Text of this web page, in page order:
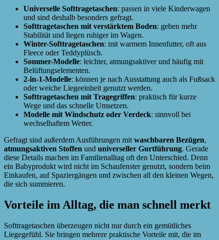
Universelle Softtragetaschen: passen in viele Kinderwagen
und sind deshalb besonders gefragt.
Softtragetaschen mit verstärktem Boden: geben mehr
Stabilität und liegen ruhiger im Wagen.
Winter-Softtragetaschen: mit warmem Innenfutter, oft aus
Fleece oder Teddyplüsch.
Sommer-Modelle: leichter, atmungsaktiver und häufig mit
Belüftungselementen.
2-in-1-Modelle: können je nach Ausstattung auch als Fußsack
oder weiche Liegeeinheit genutzt werden.
Softtragetaschen mit Tragegriffen: praktisch für kurze
Wege und das schnelle Umsetzen.
Modelle mit Windschutz oder Verdeck: sinnvoll bei
wechselhaftem Wetter.
Gefragt sind außerdem Ausführungen mit waschbaren Bezügen,
atmungsaktiven Stoffen und universeller Gurtführung. Gerade
diese Details machen im Familienalltag oft den Unterschied. Denn
ein Babyprodukt wird nicht im Schaufenster genutzt, sondern beim
Einkaufen, auf Spaziergängen und zwischen all den kleinen Wegen,
die sich summieren.
Vorteile im Alltag, die man schnell merkt
Softtragetaschen überzeugen nicht nur durch ein gemütliches
Liegegefühl. Sie bringen mehrere praktische Vorteile mit, die im